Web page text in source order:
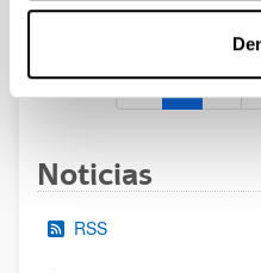
al 30/07/2026 (ambos
Página
1 2
Noticias
RSS